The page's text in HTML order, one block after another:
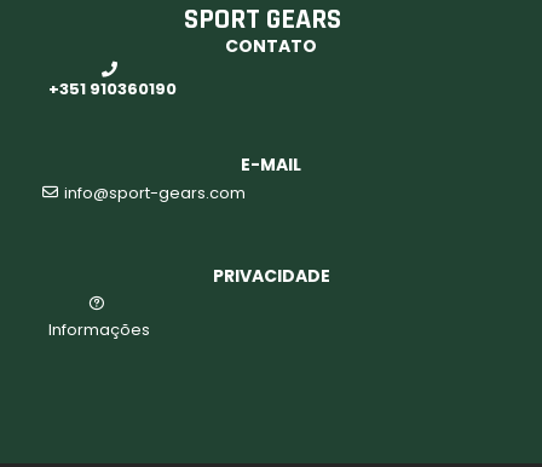
SPORT GEARS
CONTATO
+351 910360190
E-MAIL
info@sport-gears.com
PRIVACIDADE
Informações